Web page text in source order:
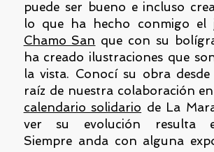
puede ser bueno e incluso
lo que ha hecho conmigo el
Chamo San que con su
ha creado ilustraciones que
la vista. Conocí su obra
raíz de nuestra colaboración
calendario solidario de La
ver su evolución resulta
Siempre anda con alguna